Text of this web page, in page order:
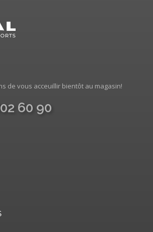
de vous acceuillir bientôt au magasin!
60 90